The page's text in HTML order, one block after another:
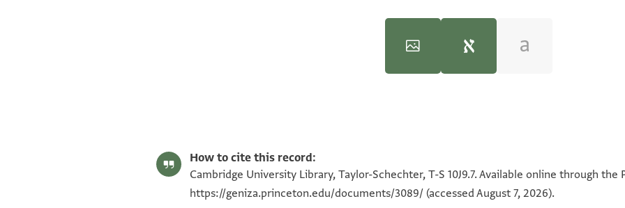
מרינו ורבינו יוסף הכהן
How to cite this record:
Cambridge University Library, Taylor-Schechter, T-S 10J9.7. Available online through
https://geniza.princeton.edu/documents/3089/ (accessed August 7, 2026).